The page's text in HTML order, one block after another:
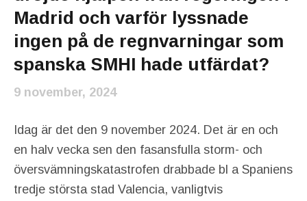
Madrid och varför lyssnade
ingen på de regnvarningar som
spanska SMHI hade utfärdat?
9 november, 2024
Idag är det den 9 november 2024. Det är en och
en halv vecka sen den fasansfulla storm- och
översvämningskatastrofen drabbade bl a Spaniens
tredje största stad Valencia, vanligtvis